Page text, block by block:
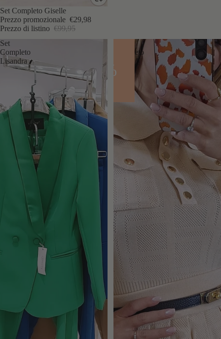
IN SCONTO
Set Completo Giselle
Prezzo promozionale €29,98
Prezzo di listino €99,95
Set
Completo
Lisandra
Completo
- 70%